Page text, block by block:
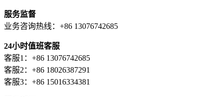
服务监督
业务咨询热线：+86 13076742685
24小时值班客服
客服1：+86 13076742685
客服2：+86 18026387291
客服3：+86 15016334381